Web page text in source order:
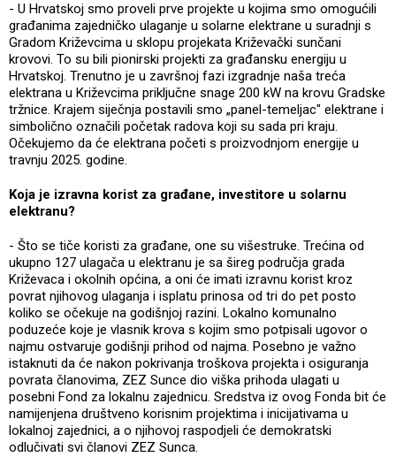
- U Hrvatskoj smo proveli prve projekte u kojima smo omogućili
građanima zajedničko ulaganje u solarne elektrane u suradnji s
Gradom Križevcima u sklopu projekata Križevački sunčani
krovovi. To su bili pionirski projekti za građansku energiju u
Hrvatskoj. Trenutno je u završnoj fazi izgradnje naša treća
elektrana u Križevcima priključne snage 200 kW na krovu Gradske
tržnice. Krajem siječnja postavili smo „panel-temeljac" elektrane i
simbolično označili početak radova koji su sada pri kraju.
Očekujemo da će elektrana početi s proizvodnjom energije u
travnju 2025. godine.
Koja je izravna korist za građane, investitore u solarnu
elektranu?
- Što se tiče koristi za građane, one su višestruke. Trećina od
ukupno 127 ulagača u elektranu je sa šireg područja grada
Križevaca i okolnih općina, a oni će imati izravnu korist kroz
povrat njihovog ulaganja i isplatu prinosa od tri do pet posto
koliko se očekuje na godišnjoj razini. Lokalno komunalno
poduzeće koje je vlasnik krova s kojim smo potpisali ugovor o
najmu ostvaruje godišnji prihod od najma. Posebno je važno
istaknuti da će nakon pokrivanja troškova projekta i osiguranja
povrata članovima, ZEZ Sunce dio viška prihoda ulagati u
posebni Fond za lokalnu zajednicu. Sredstva iz ovog Fonda bit će
namijenjena društveno korisnim projektima i inicijativama u
lokalnoj zajednici, a o njihovoj raspodjeli će demokratski
odlučivati svi članovi ZEZ Sunca.